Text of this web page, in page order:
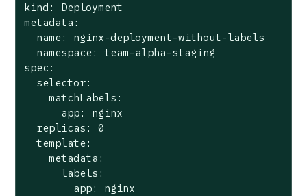
kind: Deployment
metadata:
  name: nginx-deployment-without-labels
  namespace: team-alpha-staging
spec:
  selector:
    matchLabels:
      app: nginx
  replicas: 0
  template:
    metadata:
      labels:
        app: nginx